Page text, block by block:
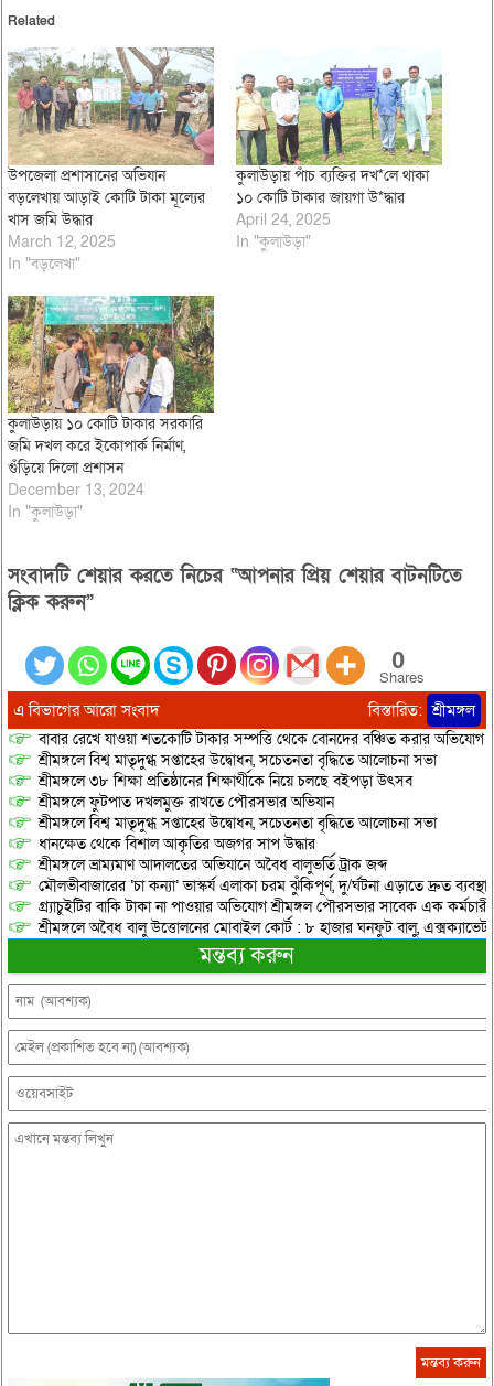
Related
উপজেলা প্রশাসানের অভিযান
বড়লেখায় আড়াই কোটি টাকা মূল্যের
খাস জমি উদ্ধার
March 12, 2025
In "বড়লেখা"
কুলাউড়ায় পাঁচ ব্যক্তির দখ*লে থাকা
১০ কোটি টাকার জায়গা উ*দ্ধার
April 24, 2025
In "কুলাউড়া"
কুলাউড়ায় ১০ কোটি টাকার সরকারি
জমি দখল করে ইকোপার্ক নির্মাণ,
গুঁড়িয়ে দিলো প্রশাসন
December 13, 2024
In "কুলাউড়া"
সংবাদটি শেয়ার করতে নিচের “আপনার প্রিয় শেয়ার বাটনটিতে
ক্লিক করুন”
0
Shares
এ বিভাগের আরো সংবাদ বিস্তারিত: শ্রীমঙ্গল
বাবার রেখে যাওয়া শতকোটি টাকার সম্পত্তি থেকে বোনদের বঞ্চিত করার অভিযোগ
শ্রীমঙ্গলে বিশ্ব মাতৃদুগ্ধ সপ্তাহের উদ্বোধন, সচেতনতা বৃদ্ধিতে আলোচনা সভা
শ্রীমঙ্গলে ৩৮ শিক্ষা প্রতিষ্ঠানের শিক্ষার্থীকে নিয়ে চলছে বইপড়া উৎসব
শ্রীমঙ্গলে ফুটপাত দখলমুক্ত রাখতে পৌরসভার অভিযান
শ্রীমঙ্গলে বিশ্ব মাতৃদুগ্ধ সপ্তাহের উদ্বোধন, সচেতনতা বৃদ্ধিতে আলোচনা সভা
ধানক্ষেত থেকে বিশাল আকৃতির অজগর সাপ উদ্ধার
শ্রীমঙ্গলে ভ্রাম্যমাণ আদালতের অভিযানে অবৈধ বালুভর্তি ট্রাক জব্দ
মৌলভীবাজারের ‘চা কন্যা’ ভাস্কর্য এলাকা চরম ঝুঁকিপূর্ণ, দু/র্ঘটনা এড়াতে দ্রুত ব্যবস্থা
গ্র্যাচুইটির বাকি টাকা না পাওয়ার অভিযোগ শ্রীমঙ্গল পৌরসভার সাবেক এক
শ্রীমঙ্গলে অবৈধ বালু উত্তোলনের মোবাইল কোর্ট : ৮ হাজার ঘনফুট বালু,
মন্তব্য করুন